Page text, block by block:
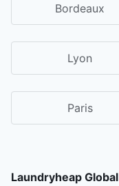
Bordeaux
Lyon
Paris
Laundryheap Global